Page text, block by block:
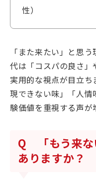
性）
「また来たい」と思
代は「コスパの良さ
実用的な視点が目立
現できない味」「人
験価値を重視する声が
Q 「もう来な
ありますか？